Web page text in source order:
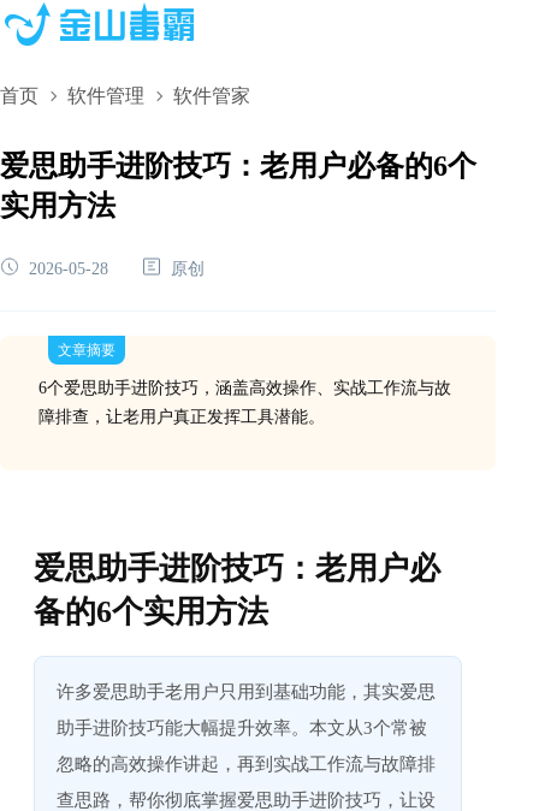
首页 软件管理 软件管家
爱思助手进阶技巧：老用户必备的6个
实用方法
2026-05-28 原创
文章摘要
6个爱思助手进阶技巧，涵盖高效操作、实战工作流与故
障排查，让老用户真正发挥工具潜能。
爱思助手进阶技巧：老用户必
备的6个实用方法
许多爱思助手老用户只用到基础功能，其实爱思
助手进阶技巧能大幅提升效率。本文从3个常被
忽略的高效操作讲起，再到实战工作流与故障排
查思路，帮你彻底掌握爱思助手进阶技巧，让设